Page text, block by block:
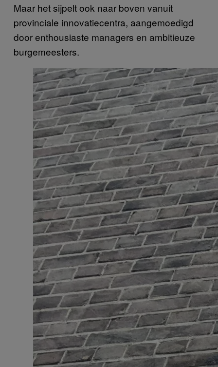
Maar het sijpelt ook naar boven vanuit
provinciale innovatiecentra, aangemoedigd
door enthousiaste managers en ambitieuze
burgemeesters.